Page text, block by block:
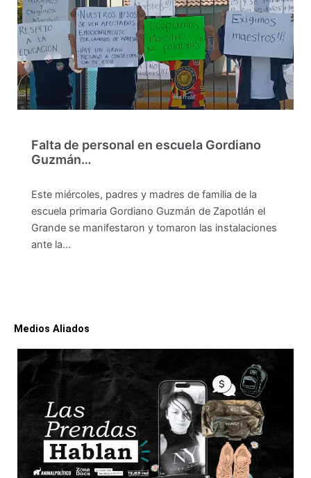
Falta de personal en escuela Gordiano
Guzmán…
Este miércoles, padres y madres de familia de la
escuela primaria Gordiano Guzmán de Zapotlán el
Grande se manifestaron y tomaron las instalaciones
ante la…
Medios Aliados